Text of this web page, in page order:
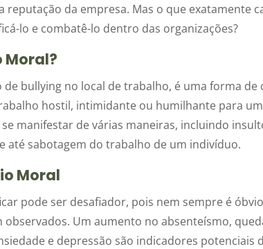
reputação da empresa. Mas o que exatamente
lo e combatê-lo dentro das organizações?
Moral?
de bullying no local de trabalho, é uma forma
hostil, intimidante ou humilhante para
manifestar de várias maneiras, incluindo
até sabotagem do trabalho de um indivíduo.
Moral
pode ser desafiador, pois nem sempre é
observados. Um aumento no absenteísmo,
e depressão são indicadores potenciais